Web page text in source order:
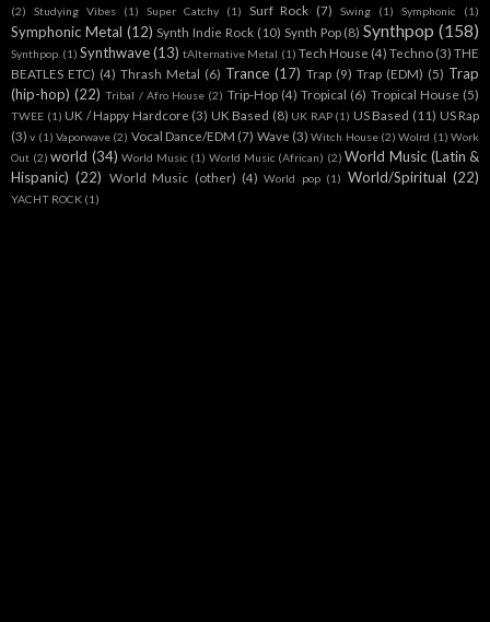
(2)
Studying Vibes (1) Super Catchy (1) Surf Rock (7) Swing (1) Symphonic (1)
Symphonic Metal (12) Synth Indie Rock (10) Synth Pop (8) Synthpop (158)
Synthpop. (1) Synthwave (13) tAlternative Metal (1) Tech House (4) Techno (3) THE
BEATLES ETC) (4) Thrash Metal (6) Trance (17) Trap (9) Trap (EDM) (5) Trap
(hip-hop) (22) Tribal / Afro House (2) Trip-Hop (4) Tropical (6) Tropical House (5)
TWEE (1) UK / Happy Hardcore (3) UK Based (8) UK RAP (1) US Based (11) US Rap
(3) v (1) Vaporwave (2) Vocal Dance/EDM (7) Wave (3) Witch House (2) Wolrd (1) Work
Out (2) world (34) World Music (1) World Music (African) (2) World Music (Latin &
Hispanic) (22) World Music (other) (4) World pop (1) World/Spiritual (22)
YACHT ROCK (1)